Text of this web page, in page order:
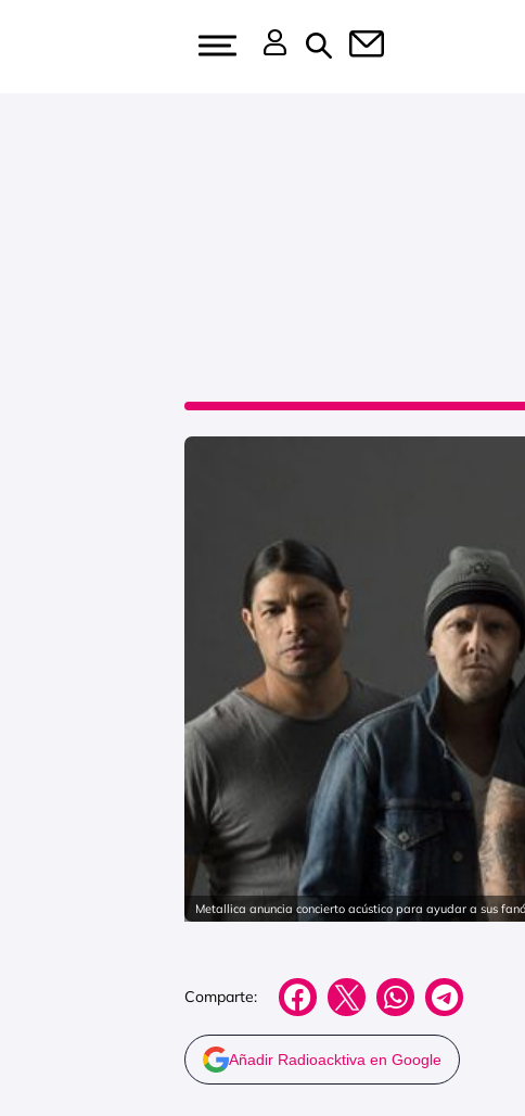
Metallica anuncia concierto acústico para ayudar a sus
Comparte:
Añadir Radioacktiva en Google